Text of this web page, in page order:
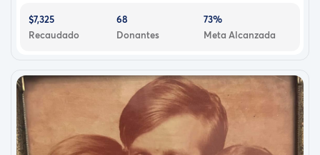
$7,325
Recaudado
68
Donantes
73%
Meta Alcanzada